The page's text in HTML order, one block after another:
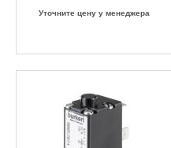
Уточните цену у менеджера